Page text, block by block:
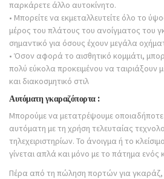
παρκάρετε άλλο αυτοκίνητο.
• Μπορείτε να εκμεταλλευτείτε όλο το
μέρος του πλάτους του ανοίγματος του
σημαντικό για όσους έχουν μεγάλα
• Όσον αφορά το αισθητικό κομμάτι,
πολύ εύκολα προκειμένου να ταιριάξουν
και διακοσμητικό στιλ
Αυτόματη γκαραζόπορτα :
Μπορούμε να μετατρέψουμε οποιαδήποτε
αυτόματη με τη χρήση τελευταίας
τηλεχειριστηρίων. Το άνοιγμα ή το
γίνεται απλά και μόνο με το πάτημα ενός
Πέρα από τη πώληση πορτών για γκαράζ,